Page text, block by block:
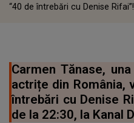
“40 de întrebări cu Denise Rifai”!
Carmen Tănase,
actrițe din România,
întrebări cu Denise
de la 22:30, la Kanal